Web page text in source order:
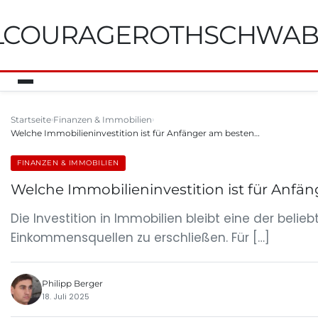
Startseite Finanzen & Immobilien
Welche Immobilieninvestition ist für Anfänger am besten…
FINANZEN & IMMOBILIEN
Welche Immobilieninvestition ist für
Die Investition in Immobilien bleibt eine der
Einkommensquellen zu erschließen. Für […]
Philipp Berger
18. Juli 2025